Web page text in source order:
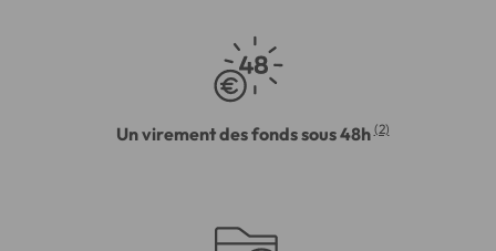
Un virement des fonds sous 48h (2)